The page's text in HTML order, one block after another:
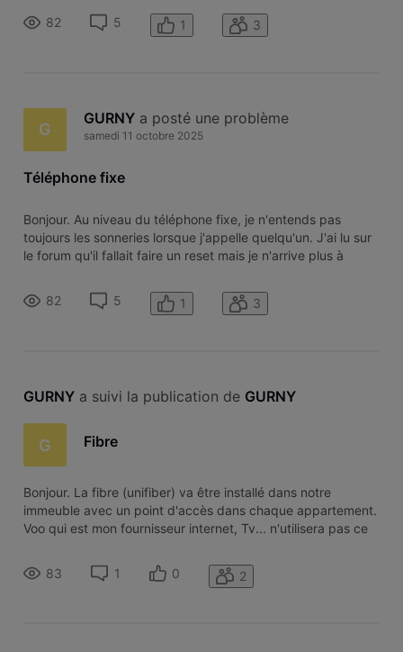
technicolor. Merci d'avance
82 5 1 3
G
GURNY a posté une problème
samedi 11 octobre 2025
Téléphone fixe
Bonjour. Au niveau du téléphone fixe, je n'entends pas
toujours les sonneries lorsque j'appelle quelqu'un. J'ai lu sur
le forum qu'il fallait faire un reset mais je n'arrive plus à
technicolor. Merci d'avance
82 5 1 3
GURNY a suivi la publication de GURNY
G Fibre
Bonjour. La fibre (unifiber) va être installé dans notre
immeuble avec un point d'accès dans chaque appartement.
Voo qui est mon fournisseur internet, Tv... n'utilisera pas ce
avec ce point d'accès, je dois passer chez Proximus ou
Scarlet o
83 1 0 2